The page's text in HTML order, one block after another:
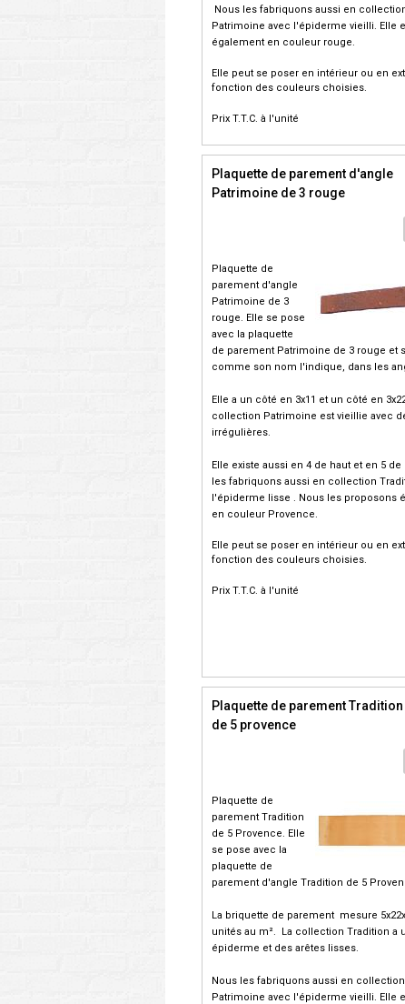
Nous les fabriquons aussi en
Patrimoine avec l'épiderme vieilli. Elle
également en couleur rouge.
Elle peut se poser en intérieur ou en
fonction des couleurs choisies.
Prix T.T.C. à l'unité
Plaquette de parement d'angle
Patrimoine de 3 rouge
Plaquette de
parement d'angle
Patrimoine de 3
rouge. Elle se pose
avec la plaquette
de parement Patrimoine de 3 rouge et
comme son nom l'indique, dans les
Elle a un côté en 3x11 et un côté en
collection Patrimoine est vieillie avec
irrégulières.
Elle existe aussi en 4 de haut et en 5 de
les fabriquons aussi en collection
l'épiderme lisse . Nous les proposons
en couleur Provence.
Elle peut se poser en intérieur ou en
fonction des couleurs choisies.
Prix T.T.C. à l'unité
Plaquette de parement Tradition
de 5 provence
Plaquette de
parement Tradition
de 5 Provence. Elle
se pose avec la
plaquette de
parement d'angle Tradition de 5
La briquette de parement mesure
unités au m². La collection Tradition a
épiderme et des arêtes lisses.
Nous les fabriquons aussi en collection
Patrimoine avec l'épiderme vieilli. Elle